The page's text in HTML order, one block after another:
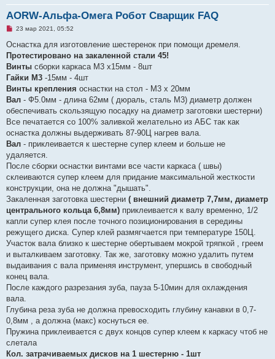
AORW-Альфа-Омега Робот Сварщик FAQ
Н
п
о
ч
т
а
н
о
с
о
б
щ
е
н
и
23 мар 2021, 05:52
Оснастка для изготовление шестеренок при помощи дремеля.
Протестировано на закаленной стали 45!
Винты сборки каркаса М3 х15мм - 8шт
Гайки М3 -15мм - 4шт
Винты крепления оснастки на стол - М3 х 20мм
Вал - Ф5.0мм - длина 62мм ( дюраль, сталь М3) диаметр должен
обеспечивать скользящую посадку на диаметр заготовки шестерни)
Все печатается со 100% заливкой желательно из АБС так как
оснастка должны выдерживать 87-90Ц нагрев вала.
Вал - приклеивается к шестерне супер клеем и больше не
удаляется.
После сборки оснастки винтами все части каркаса ( швы)
склеиваются супер клеем для придание максимальной жесткости
конструкции, она не должна "дышать".
Закаленная заготовка шестерни ( внешний диаметр 7,7мм, диаметр
центрального кольца 6,8мм) приклеивается к валу временно, 1/2
капли супер клея после точного позиционирования в середины
режущего диска. Супер клей размягчается при температуре 150Ц.
Участок вала близко к шестерне обертываем мокрой тряпкой , греем
и выталкиваем заготовку. Так же, заготовку можно удалить путем
выдаивания с вала применяя инструмент, упершись в свободный
конец вала.
После каждого разрезания зуба, пауза 5-10мин для охлаждения
вала.
Глубина реза зуба не должна превосходить глубину канавки в 0,7-
0,8мм , а должна (макс) коснуться ее.
Пружина приклеивается с двух концов супер клеем к каркасу чтоб не
слетала
Кол. затрачиваемых дисков на 1 шестерню - 1шт